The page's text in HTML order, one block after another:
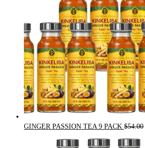
GINGER PASSION TEA 9 PACK $54.00